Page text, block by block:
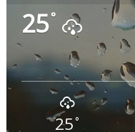
25°
25°